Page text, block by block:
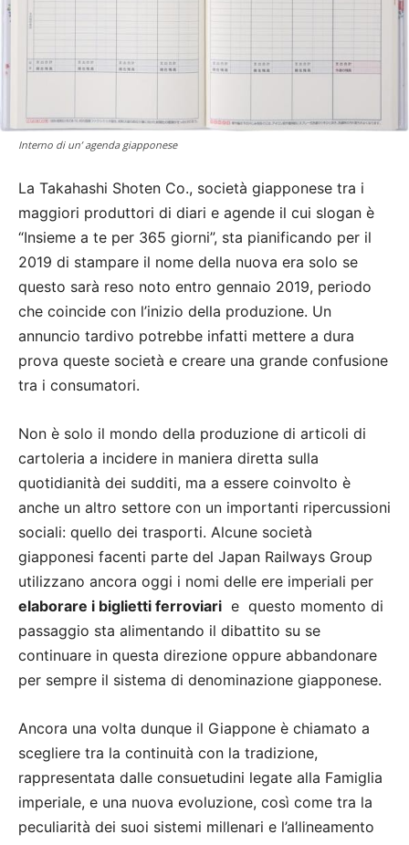
Interno di un’ agenda giapponese
La Takahashi Shoten Co., società giapponese tra i
maggiori produttori di diari e agende il cui slogan è
“Insieme a te per 365 giorni”, sta pianificando per il
2019 di stampare il nome della nuova era solo se
questo sarà reso noto entro gennaio 2019, periodo
che coincide con l’inizio della produzione. Un
annuncio tardivo potrebbe infatti mettere a dura
prova queste società e creare una grande confusione
tra i consumatori.
Non è solo il mondo della produzione di articoli di
cartoleria a incidere in maniera diretta sulla
quotidianità dei sudditi, ma a essere coinvolto è
anche un altro settore con un importanti ripercussioni
sociali: quello dei trasporti. Alcune società
giapponesi facenti parte del Japan Railways Group
utilizzano ancora oggi i nomi delle ere imperiali per
elaborare i biglietti ferroviari e questo momento di
passaggio sta alimentando il dibattito su se
continuare in questa direzione oppure abbandonare
per sempre il sistema di denominazione giapponese.
Ancora una volta dunque il Giappone è chiamato a
scegliere tra la continuità con la tradizione,
rappresentata dalle consuetudini legate alla Famiglia
imperiale, e una nuova evoluzione, così come tra la
peculiarità dei suoi sistemi millenari e l’allineamento